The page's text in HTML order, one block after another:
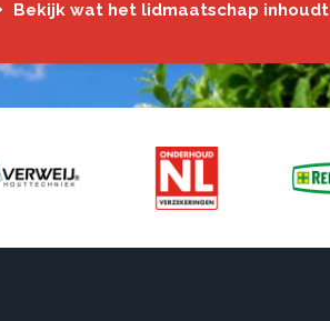
Bekijk wat het lidmaatschap inhoudt